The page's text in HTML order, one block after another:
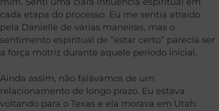
cada etapa do processo. Eu me sentia atraído
pela Danielle de várias maneiras, mas o
sentimento espiritual de “estar certo” parecia ser
a força motriz durante aquele período inicial.
Ainda assim, não falávamos de um
relacionamento de longo prazo. Eu estava
voltando para o Texas e ela morava em Utah.